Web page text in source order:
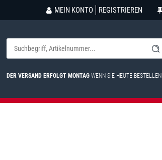
MEIN KONTO REGISTRIEREN
DER VERSAND ERFOLGT MONTAG WENN SIE HEUTE BESTELLEN